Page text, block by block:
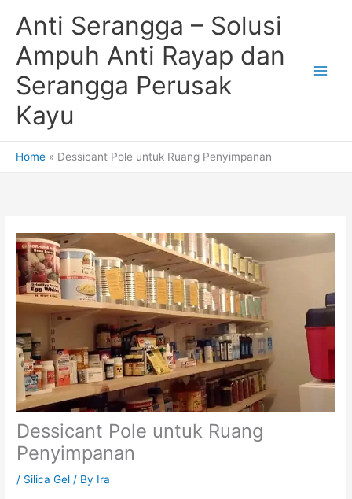
Anti Serangga – Solusi
Ampuh Anti Rayap dan
Serangga Perusak
Kayu
Home Dessicant Pole untuk Ruang Penyimpanan
Dessicant Pole untuk Ruang
Penyimpanan
/ Silica Gel / By Ira